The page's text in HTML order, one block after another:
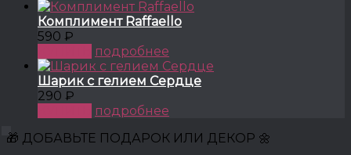
Комплимент Raffaello
590 ₽
подробнее
Шарик с гелием Сердце
290 ₽
подробнее
🎁 ДОБАВЬТЕ ПОДАРОК ИЛИ ДЕКОР 🌼